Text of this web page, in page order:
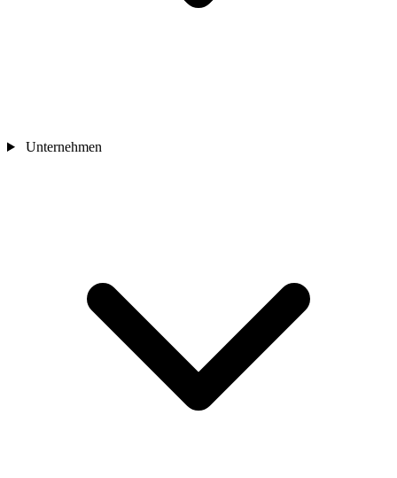
Unternehmen